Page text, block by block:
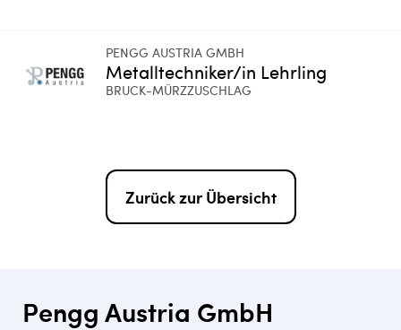
PENGG AUSTRIA GMBH
Metalltechniker/in Lehrling
BRUCK-MÜRZZUSCHLAG
Zurück zur Übersicht
Pengg Austria GmbH